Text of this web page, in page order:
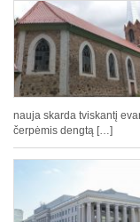
nauja skarda tviskantį
čerpėmis dengtą […]